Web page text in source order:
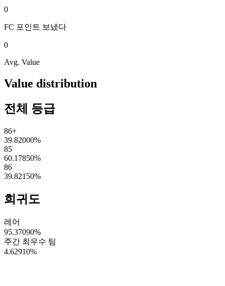
0
FC 포인트 보냈다
0
Avg. Value
Value distribution
전체 등급
86+
39.82000%
85
60.17850%
86
39.82150%
희귀도
레어
95.37090%
주간 최우수 팀
4.62910%